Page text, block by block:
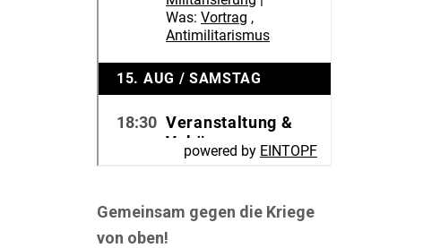
Gemeinsam gegen die Kriege
von oben!